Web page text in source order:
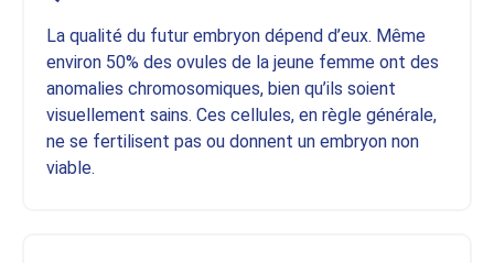
La qualité du futur embryon dépend d’eux. Même
environ 50% des ovules de la jeune femme ont des
anomalies chromosomiques, bien qu’ils soient
visuellement sains. Ces cellules, en règle générale,
ne se fertilisent pas ou donnent un embryon non
viable.